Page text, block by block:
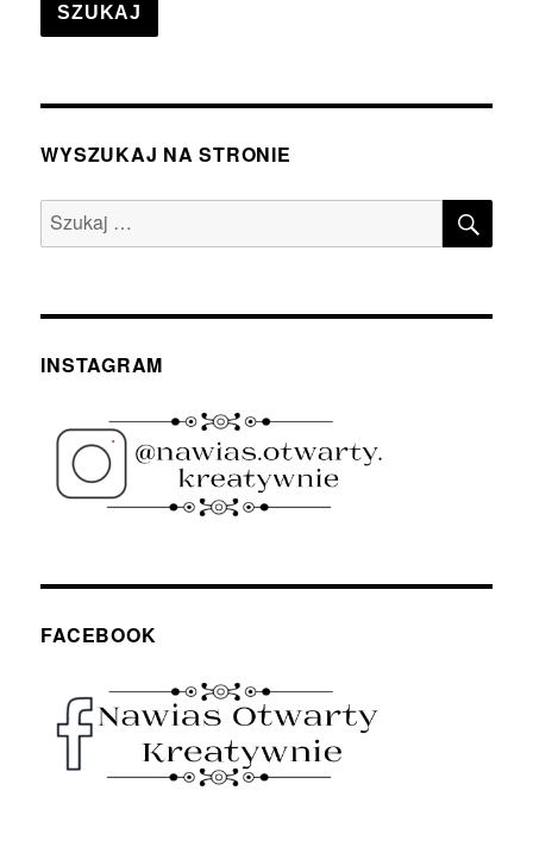
SZUKAJ
WYSZUKAJ NA STRONIE
Szukaj:
INSTAGRAM
FACEBOOK